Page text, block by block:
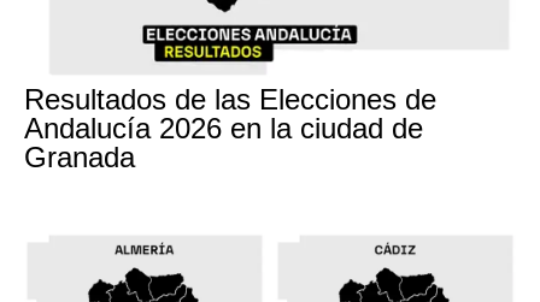
Resultados de las Elecciones de
Andalucía 2026 en la ciudad de
Granada